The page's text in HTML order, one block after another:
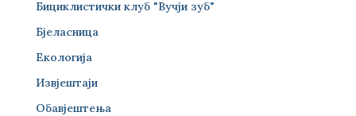
Бициклистички клуб "Вучји зуб"
Бјеласница
Екологија
Извјештаји
Обавјештења